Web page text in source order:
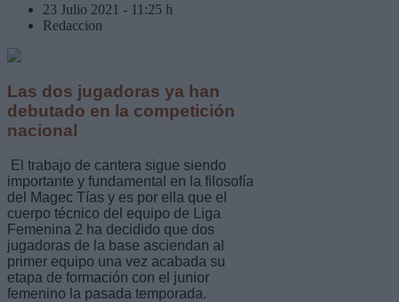
23 Julio 2021 - 11:25 h
Redaccion
Las dos jugadoras ya han
debutado en la competición
nacional
El trabajo de cantera sigue siendo
importante y fundamental en la filosofía
del Magec Tías y es por ella que el
cuerpo técnico del equipo de Liga
Femenina 2 ha decidido que dos
jugadoras de la base asciendan al
primer equipo una vez acabada su
etapa de formación con el junior
femenino la pasada temporada.